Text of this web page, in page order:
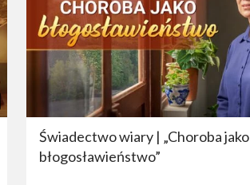
Świadectwo wiary | „Choroba jako
błogosławieństwo”